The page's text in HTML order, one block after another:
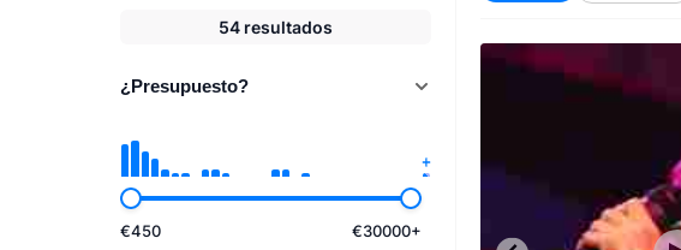
54 resultados
¿Presupuesto?
€450 €30000+